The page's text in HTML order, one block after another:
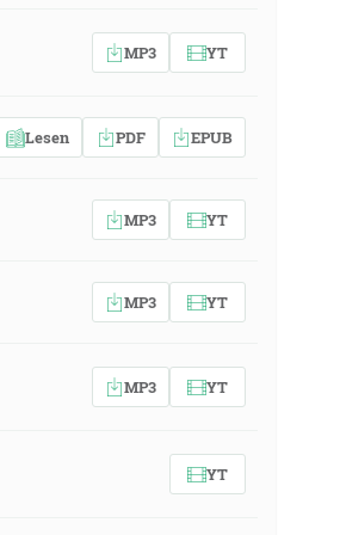
MP3 YT
Lesen PDF EPUB
MP3 YT
MP3 YT
MP3 YT
YT